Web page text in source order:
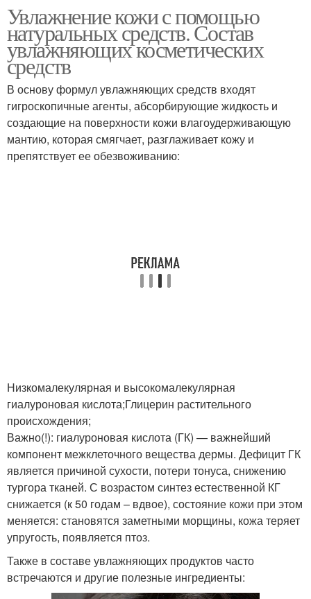
Увлажнение кожи с помощью
натуральных средств. Состав
увлажняющих косметических
средств
В основу формул увлажняющих средств входят
гигроскопичные агенты, абсорбирующие жидкость и
создающие на поверхности кожи влагоудерживающую
мантию, которая смягчает, разглаживает кожу и
препятствует ее обезвоживанию:
Низкомалекулярная и высокомалекулярная
гиалуроновая кислота;Глицерин растительного
происхождения;
Важно(!): гиалуроновая кислота (ГК) — важнейший
компонент межклеточного вещества дермы. Дефицит ГК
является причиной сухости, потери тонуса, снижению
тургора тканей. С возрастом синтез естественной КГ
снижается (к 50 годам – вдвое), состояние кожи при этом
меняется: становятся заметными морщины, кожа теряет
упругость, появляется птоз.
Также в составе увлажняющих продуктов часто
встречаются и другие полезные ингредиенты: